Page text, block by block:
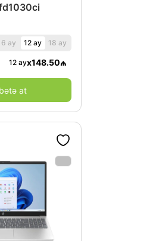
6 ay 12 ay 18 ay
12 ayx148.50₼
at